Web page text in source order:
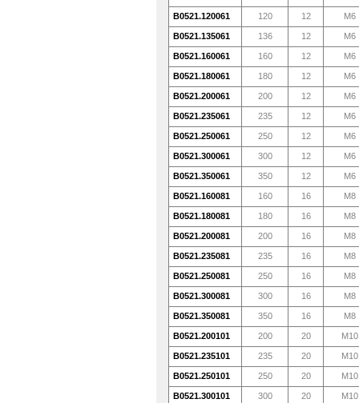
B0521.120061 120 12 M6
B0521.135061 136 12 M6
B0521.160061 160 12 M6
B0521.180061 180 12 M6
B0521.200061 200 12 M6
B0521.235061 235 12 M6
B0521.250061 250 12 M6
B0521.300061 300 12 M6
B0521.350061 350 12 M6
B0521.160081 160 16 M8
B0521.180081 180 16 M8
B0521.200081 200 16 M8
B0521.235081 235 16 M8
B0521.250081 250 16 M8
B0521.300081 300 16 M8
B0521.350081 350 16 M8
B0521.200101 200 20 M10
B0521.235101 235 20 M10
B0521.250101 250 20 M10
B0521.300101 300 20 M10